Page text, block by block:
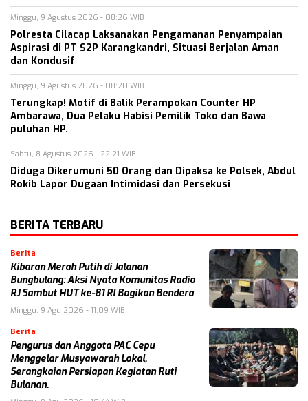
Minggu, 9 Agustus 2026 - 08:26 WIB
Polresta Cilacap Laksanakan Pengamanan Penyampaian
Aspirasi di PT S2P Karangkandri, Situasi Berjalan Aman
dan Kondusif
Minggu, 9 Agustus 2026 - 08:20 WIB
Terungkap! Motif di Balik Perampokan Counter HP
Ambarawa, Dua Pelaku Habisi Pemilik Toko dan Bawa
puluhan HP.
Sabtu, 8 Agustus 2026 - 22:21 WIB
Diduga Dikerumuni 50 Orang dan Dipaksa ke Polsek, Abdul
Rokib Lapor Dugaan Intimidasi dan Persekusi
BERITA TERBARU
Berita
Kibaran Merah Putih di Jalanan
Bungbulang: Aksi Nyata Komunitas Radio
RJ Sambut HUT ke-81 RI Bagikan Bendera
Minggu, 9 Agu 2026 - 11:09 WIB
Berita
Pengurus dan Anggota PAC Cepu
Menggelar Musyawarah Lokal,
Serangkaian Persiapan Kegiatan Ruti
Bulanan.